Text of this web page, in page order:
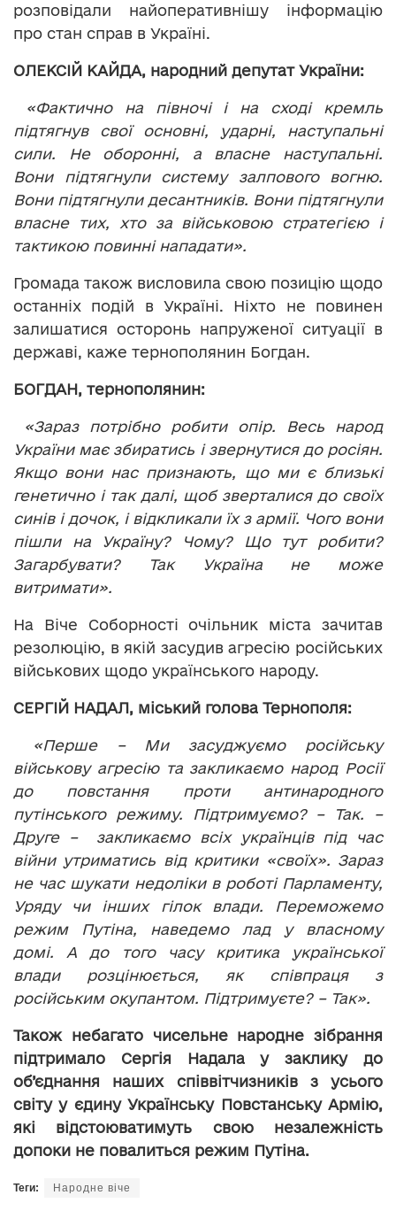
розповідали найоперативнішу інформацію
про стан справ в Україні.
ОЛЕКСІЙ КАЙДА, народний депутат України:
«Фактично на півночі і на сході кремль
підтягнув свої основні, ударні, наступальні
сили. Не оборонні, а власне наступальні.
Вони підтягнули систему залпового вогню.
Вони підтягнули десантників. Вони підтягнули
власне тих, хто за військовою стратегією і
тактикою повинні нападати».
Громада також висловила свою позицію щодо
останніх подій в Україні. Ніхто не повинен
залишатися осторонь напруженої ситуації в
державі, каже тернополянин Богдан.
БОГДАН, тернополянин:
«Зараз потрібно робити опір. Весь народ
України має збиратись і звернутися до росіян.
Якщо вони нас признають, що ми є близькі
генетично і так далі, щоб зверталися до своїх
синів і дочок, і відкликали їх з армії. Чого вони
пішли на Україну? Чому? Що тут робити?
Загарбувати? Так Україна не може
витримати».
На Віче Соборності очільник міста зачитав
резолюцію, в якій засудив агресію російських
військових щодо українського народу.
СЕРГІЙ НАДАЛ, міський голова Тернополя:
«Перше – Ми засуджуємо російську
військову агресію та закликаємо народ Росії
до повстання проти антинародного
путінського режиму. Підтримуємо? – Так. –
Друге – закликаємо всіх українців під час
війни утриматись від критики «своїх». Зараз
не час шукати недоліки в роботі Парламенту,
Уряду чи інших гілок влади. Переможемо
режим Путіна, наведемо лад у власному
домі. А до того часу критика української
влади розцінюється, як співпраця з
російським окупантом. Підтримуєте? – Так».
Також небагато чисельне народне зібрання
підтримало Сергія Надала у заклику до
об’єднання наших співвітчизників з усього
світу у єдину Українську Повстанську Армію,
які відстоюватимуть свою незалежність
допоки не повалиться режим Путіна.
Теги: Народне віче